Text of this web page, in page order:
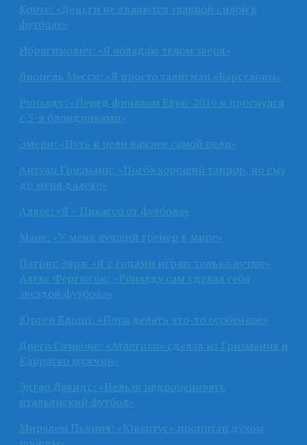
Конте: «Деньги не являются главной силой в
футболе»
Ибрагимович: «Я обладаю телом зверя»
Лионель Месси: «Я просто талисман «Барселоны»
Роналду: «Перед финалом Евро-2016 я проснулся
с 3-я блондинками»
Эмери: «Путь к цели важнее самой цели»
Антуан Гризманн: «Погба хороший танцор, но ему
до меня далеко»
Алвес: «Я – Пикассо от футбола»
Мане: «У меня лучший тренер в мире»
Патрис Эвра: «Я с годами играю только лучше»
Алекс Фергюсон: «Роналду сам сделал себя
звездой футбола»
Юрген Клопп: «Пора делать что-то особенное»
Диего Симеоне: «Атлетико» сделал из Гризманна и
Карраско мужчин»
Эдгар Давидс: «Нельзя недооценивать
итальянский футбол»
Миралем Пьянич: «Ювентус» пропитан духом